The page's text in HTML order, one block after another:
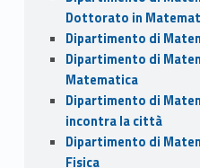
Dottorato in
Dipartimento di
Dipartimento di
Matematica
Dipartimento di
incontra la città
Dipartimento di
Fisica